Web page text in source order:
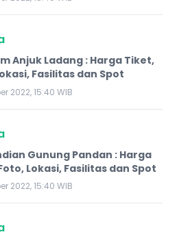
Anjuk Ladang : Harga Tiket,
Fasilitas dan Spot
2022, 15:40 WIB
Gunung Pandan : Harga
Lokasi, Fasilitas dan Spot
2022, 15:40 WIB